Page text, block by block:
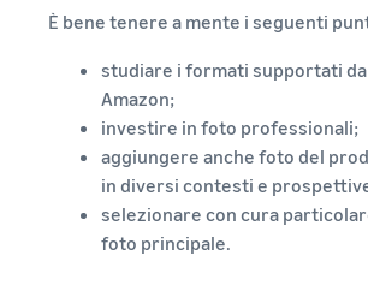
È bene tenere a mente i seguenti
studiare i formati supportati da
Amazon;
investire in foto professionali;
aggiungere anche foto del
in diversi contesti e
selezionare con cura
foto principale.